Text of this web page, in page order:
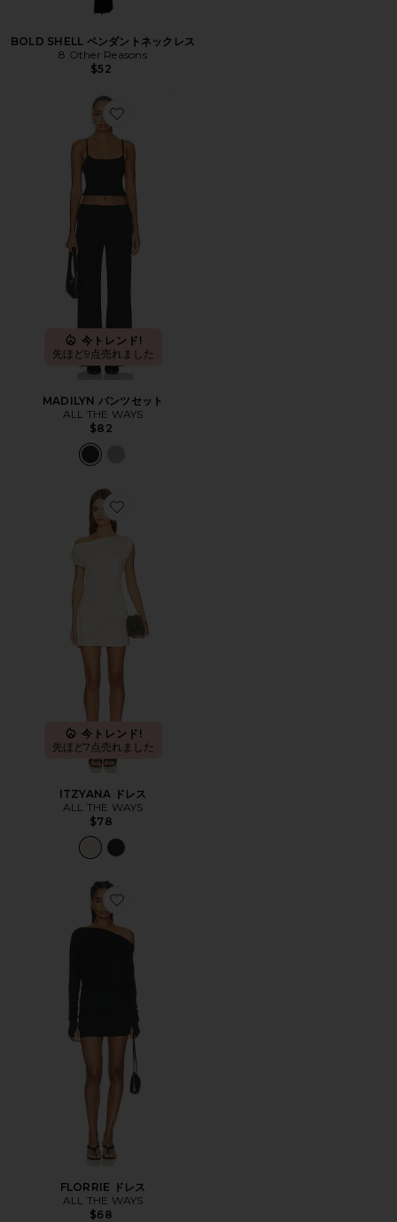
BOLD SHELL ペンダントネックレス
8 Other Reasons
$52
Favorite MADILYN パンツセット
今トレンド!
先ほど9点売れました
MADILYN パンツセット
ALL THE WAYS
$82
Favorite ITZYANA ドレス
今トレンド!
先ほど7点売れました
ITZYANA ドレス
ALL THE WAYS
$78
Favorite FLORRIE ドレス
FLORRIE ドレス
ALL THE WAYS
$68